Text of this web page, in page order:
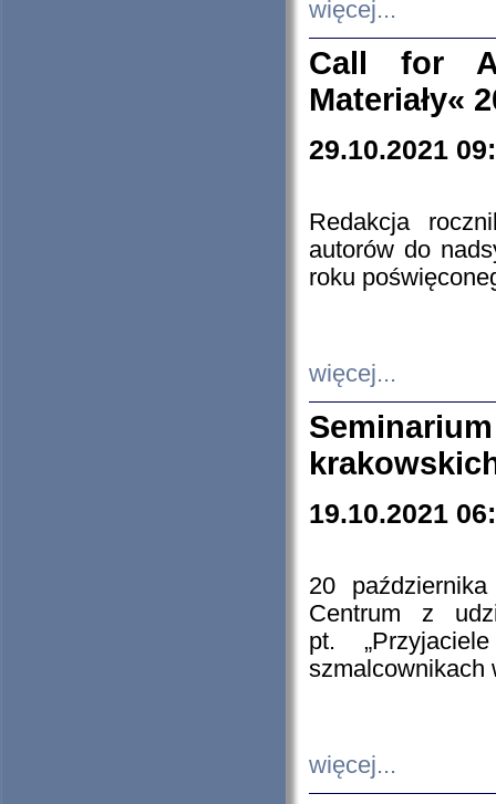
więcej...
Call for
Materiały«
29.10.2021
Redakcja
autorów do
roku
więcej...
19.10.2021
20
Centrum z
pt.
szmalcownikach
więcej...